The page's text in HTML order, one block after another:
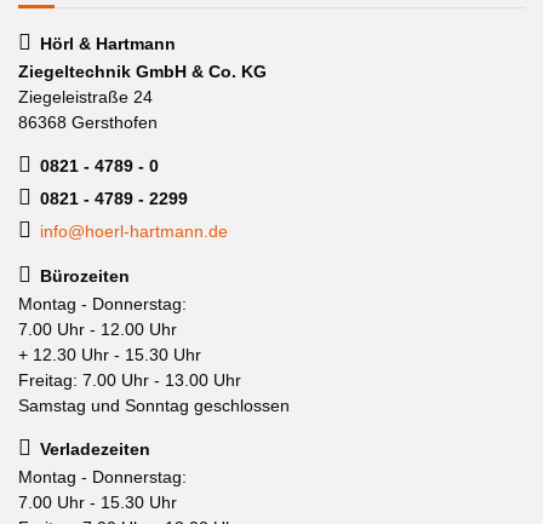
Hörl & Hartmann
Ziegeltechnik GmbH & Co. KG
Ziegeleistraße 24
86368 Gersthofen
0821 - 4789 - 0
0821 - 4789 - 2299
info@hoerl-hartmann.de
Bürozeiten
Montag - Donnerstag:
7.00 Uhr - 12.00 Uhr
+ 12.30 Uhr - 15.30 Uhr
Freitag: 7.00 Uhr - 13.00 Uhr
Samstag und Sonntag geschlossen
Verladezeiten
Montag - Donnerstag:
7.00 Uhr - 15.30 Uhr